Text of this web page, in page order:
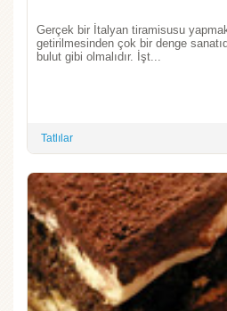
Gerçek bir İtalyan tiramisusu
getirilmesinden çok bir denge
bulut gibi olmalıdır. İşt...
Tatlılar